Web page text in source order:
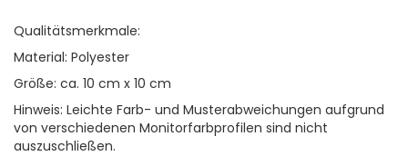
Qualitätsmerkmale:
Material: Polyester
Größe: ca. 10 cm x 10 cm
Hinweis: Leichte Farb- und Musterabweichungen aufgrund
von verschiedenen Monitorfarbprofilen sind nicht
auszuschließen.